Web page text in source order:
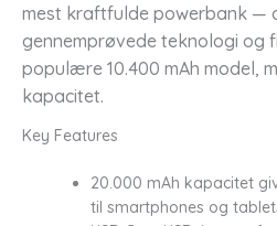
mest kraftfulde powerbank —
gennemprøvede teknologi og
populære 10.400 mAh model,
kapacitet.
Key Features
20.000 mAh kapacitet
til smartphones og